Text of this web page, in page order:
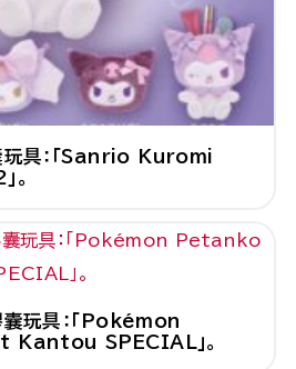
玩具：「Sanrio Kuromi
。
玩具：「Pokémon
SPECIAL」。